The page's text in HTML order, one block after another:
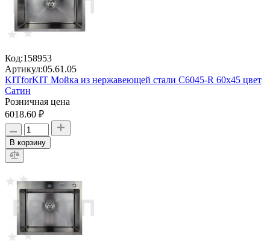
Код:158953
Артикул:05.61.05
KITforKIT Мойка из нержавеющей стали C6045-R 60х45 цвет
Сатин
Розничная цена
6018.60 ₽
В корзину